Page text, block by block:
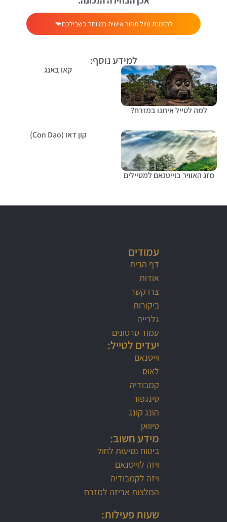
להזמנת טיול תפור אישית במיוחד בשבילכם
למידע נוסף:
למה לטייל איתנו במזרח?
קאו באנג
מזג האוויר בוייטנאם למטיילים
קון דאו (Con Dao)
עמודים
דף הבית
אודות
צרו קשר
ביקורות
גלרייה
עמוד סרטונים
יעדים לטייל:
וייטנאם
לאוס
קמבודיה
סינגפור
הונג קונג
טיוואן
מידע חשוב:
ביטוח נסיעות לחול
ויזה לוייטנאם
ויזה לקמבודיה
המלצות אריזה למזרח
שעות פעילות: